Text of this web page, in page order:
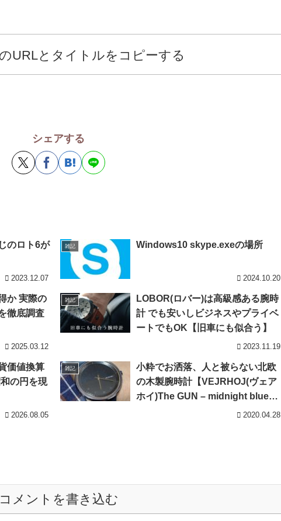
URLとタイトルをコピーする
シェアする
のロト6が
2023.12.07
雑記 Windows10 skype.exeの場所
2024.10.20
か 実際の
徹底調査
2025.03.12
雑記
LOBOR(ロバー)は高級感ある腕時
計 でも安いしビジネスやプライベ
ートでもOK【旧車にも似合う】
2023.11.19
価値換算
の円を現
2026.08.05
雑記
小粋でお洒落、人と被らない北欧
の木製腕時計【VEJRHOJ(ヴェア
ホイ)The GUN – midnight blue】
2020.04.28
コメントを書き込む